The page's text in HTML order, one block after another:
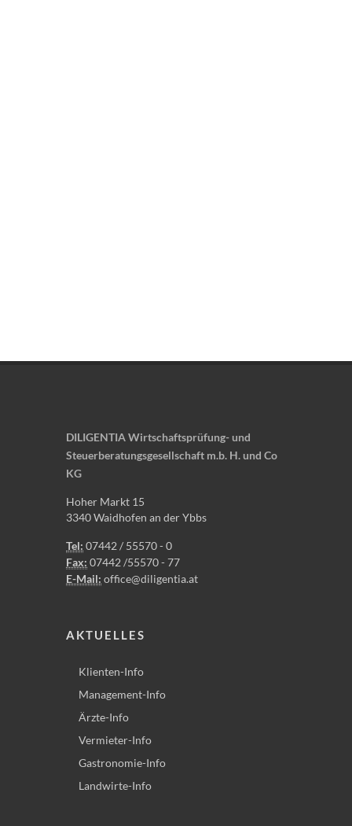
DILIGENTIA Wirtschaftsprüfung- und
Steuerberatungsgesellschaft m.b. H. und Co
KG
Hoher Markt 15
3340 Waidhofen an der Ybbs
Tel: 07442 / 55570 - 0
Fax: 07442 /55570 - 77
E-Mail: office@diligentia.at
AKTUELLES
Klienten-Info
Management-Info
Ärzte-Info
Vermieter-Info
Gastronomie-Info
Landwirte-Info